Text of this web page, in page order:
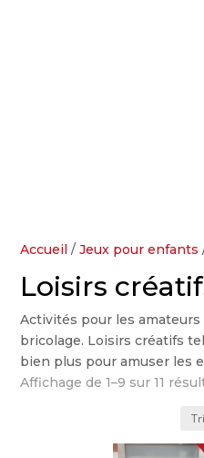
Accueil /Jeux pour enfants
Loisirs
Activités pour les amateurs
bricolage. Loisirs créatifs
bien plus pour amuser les
Affichage de 1–9 sur 11